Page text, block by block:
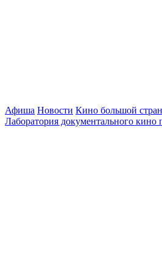
Афиша Новости Кино большой
Лаборатория документального кино